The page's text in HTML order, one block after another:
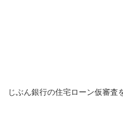
じぶん銀行の住宅ローン仮審査